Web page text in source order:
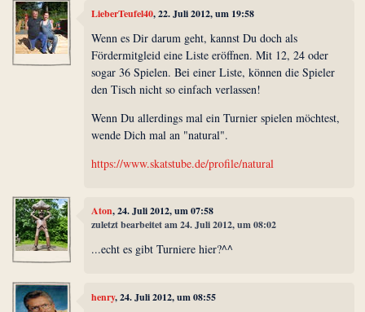
LieberTeufel40, 22. Juli 2012, um 19:58
Wenn es Dir darum geht, kannst Du doch als
Fördermitgleid eine Liste eröffnen. Mit 12, 24 oder
sogar 36 Spielen. Bei einer Liste, können die Spieler
den Tisch nicht so einfach verlassen!
Wenn Du allerdings mal ein Turnier spielen möchtest,
wende Dich mal an "natural".
https://www.skatstube.de/profile/natural
Aton, 24. Juli 2012, um 07:58
zuletzt bearbeitet am 24. Juli 2012, um 08:02
...echt es gibt Turniere hier?^^
henry, 24. Juli 2012, um 08:55